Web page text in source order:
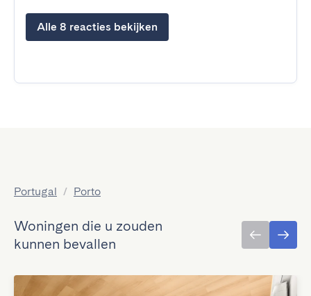
Alle 8 reacties bekijken
Portugal / Porto
Woningen die u zouden
kunnen bevallen